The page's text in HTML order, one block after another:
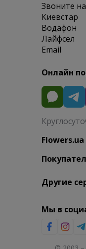
Звоните
Киевстар
Водафон
Лайфсел
Email
Онлайн
Flowers.ua
Другие
Мы в